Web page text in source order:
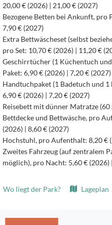
20,00 € (2026) | 21,00 € (2027)
Bezogene Betten bei Ankunft, pro
7,90 € (2027)
Extra Bettwäscheset (selbst
pro Set: 10,70 € (2026) | 11,20 €
Geschirrtücher (1 Küchentuch
Paket: 6,90 € (2026) | 7,20 € (2027)
Handtuchpaket (1 Badetuch und
6,90 € (2026) | 7,20 € (2027)
Reisebett mit dünner Matratze (60
Bettdecke und Bettwäsche, pro
(2026) | 8,60 € (2027)
Hochstuhl, pro Aufenthalt: 8,20 €
Zweites Fahrzeug (auf zentralem
möglich), pro Nacht: 5,60 € (2026)
Wo liegt der Park? Lageplan